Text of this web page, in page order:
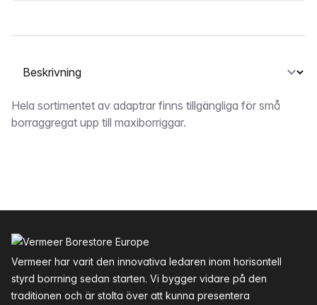
Välj en flik
Beskrivning
Hela sortimentet av adaptrar finns tillgängliga för små
borraggregat upp till maxiborriggar.
Vermeer har varit den innovativa ledaren inom horisontell
styrd borrning sedan starten. Vi bygger vidare på den
traditionen och är stolta över att kunna presentera